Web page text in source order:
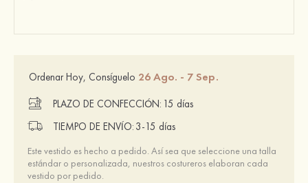
Ordenar Hoy, Consíguelo 26 Ago. - 7 Sep.
PLAZO DE CONFECCIÓN: 15 días
TIEMPO DE ENVÍO: 3-15 días
Este vestido es hecho a pedido. Así sea que seleccione una talla
estándar o personalizada, nuestros costureros elaboran cada
vestido por pedido.